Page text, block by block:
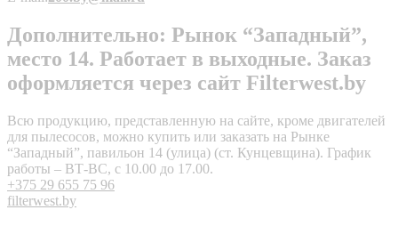
Дополнительно: Рынок “Западный”,
место 14. Работает в выходные. Заказ
оформляется через сайт Filterwest.by
Всю продукцию, представленную на сайте, кроме двигателей
для пылесосов, можно купить или заказать на Рынке
“Западный”, павильон 14 (улица) (ст. Кунцевщина). График
работы – ВТ-ВС, с 10.00 до 17.00.
+375 29 655 75 96
filterwest.by